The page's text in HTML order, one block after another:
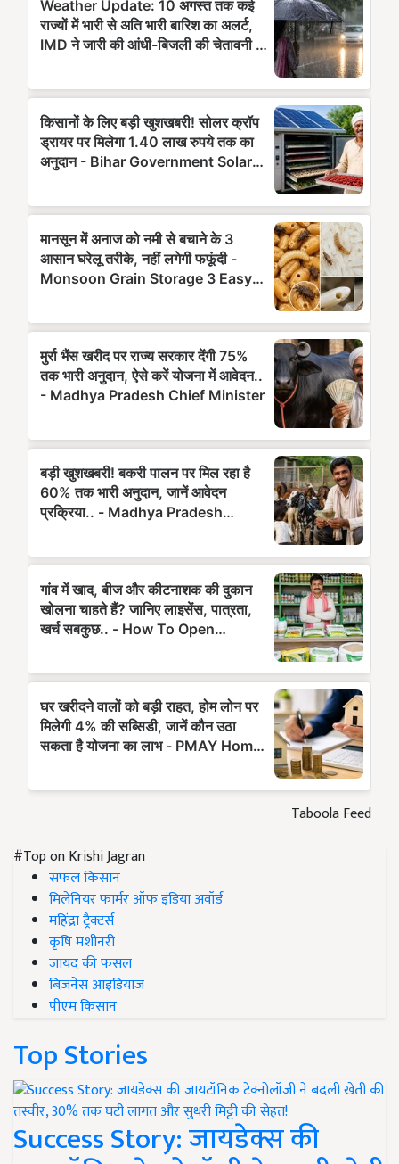
Taboola Feed
#Top on Krishi Jagran
सफल किसान
मिलेनियर फार्मर ऑफ इंडिया अवॉर्ड
महिंद्रा ट्रैक्टर्स
कृषि मशीनरी
जायद की फसल
बिज़नेस आइडियाज
पीएम किसान
Top Stories
Success Story: जायडेक्स की